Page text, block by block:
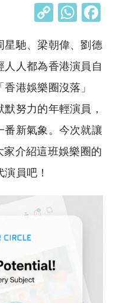
C
p
y
Li
n
k
W
at
s
A
p
p
星馳、梁朝偉、劉德
人都為香港演員自
港娛樂圈沒落」
努力的年輕演員，
番新氣象。今次就讓
家介紹這班娛樂圈的
員吧！